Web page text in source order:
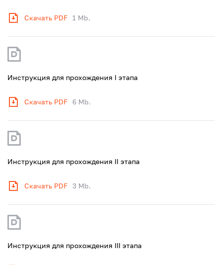
Скачать PDF 1 Mb.
Инструкция для прохождения I этапа
Скачать PDF 6 Mb.
Инструкция для прохождения II этапа
Скачать PDF 3 Mb.
Инструкция для прохождения III этапа